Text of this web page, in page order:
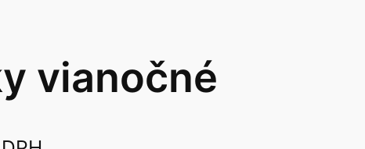
vianočné